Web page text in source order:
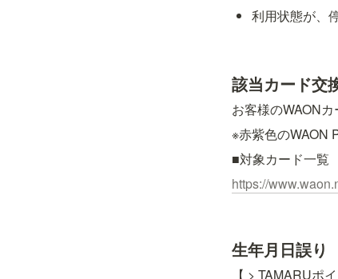
利用状態が、
該当カード交
お客様のWAON
※赤紫色のWAON
■対象カード一覧
https://
生年月日誤り
【 > TAMARUポ